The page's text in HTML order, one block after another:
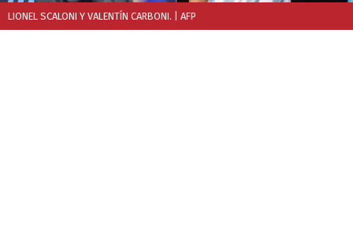
LIONEL SCALONI Y VALENTÍN CARBONI. | AFP